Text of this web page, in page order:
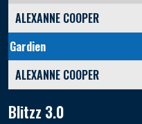
ALEXANNE COOPER
Gardien
ALEXANNE COOPER
Blitzz 3.0